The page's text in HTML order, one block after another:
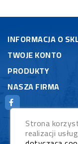
INFORMACJA O
TWOJE KONTO
PRODUKTY
NASZA FIRMA
Strona
realizacji